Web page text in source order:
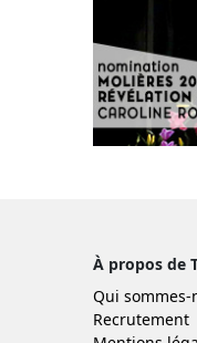
À propos de
Qui sommes-
Recrutement